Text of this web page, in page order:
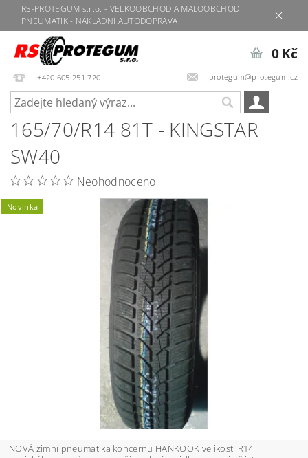
RS-PROTEGUM s.r.o. - VELKOOBCHOD A MALOOBCHOD
PNEUMATIK - NÁKLADNÍ AUTODOPRAVA
+420 605 251 720 protegum@protegum.cz
0 Kč
165/70/R14 81T - KINGSTAR
SW40
Neohodnoceno
Novinka
NOVÁ zimní pneumatika koncernu HANKOOK velikosti R14